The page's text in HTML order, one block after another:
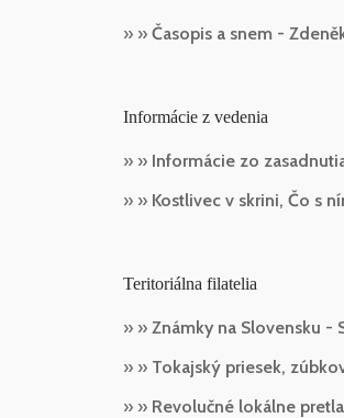
» » Časopis a snem -
Informácie z vedenia
» » Informácie zo
» » Kostlivec v skrini, Čo s
Teritoriálna filatelia
» » Známky na Slovensku -
» » Tokajský priesek,
» » Revolučné lokálne